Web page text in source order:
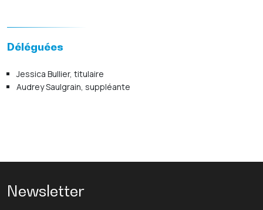
Déléguées
Jessica Bullier, titulaire
Audrey Saulgrain, suppléante
Newsletter